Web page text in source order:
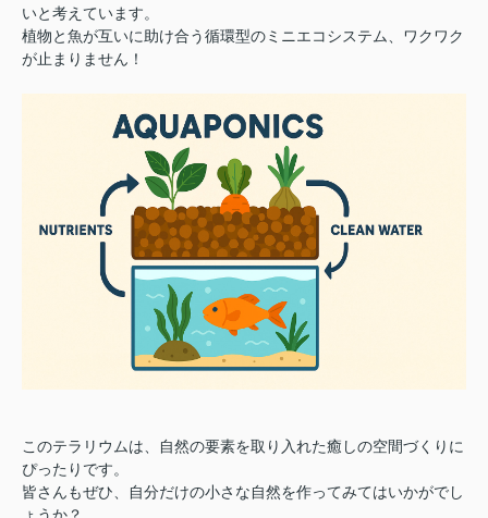
いと考えています。
植物と魚が互いに助け合う循環型のミニエコシステム、ワクワク
が止まりません！
このテラリウムは、自然の要素を取り入れた癒しの空間づくりに
ぴったりです。
皆さんもぜひ、自分だけの小さな自然を作ってみてはいかがでし
ょうか？